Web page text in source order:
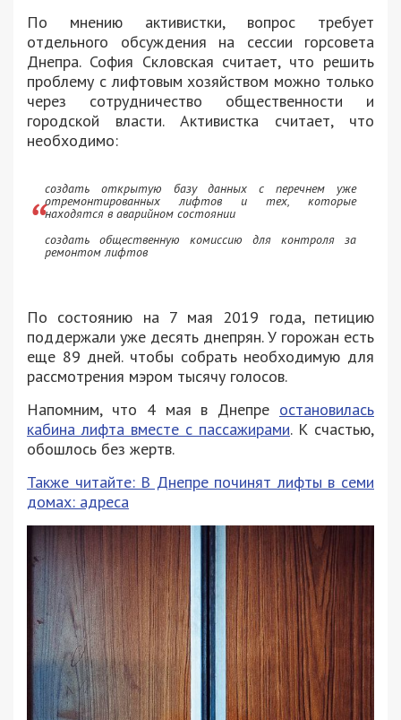
По мнению активистки, вопрос требует
отдельного обсуждения на сессии горсовета
Днепра. София Скловская считает, что решить
проблему с лифтовым хозяйством можно только
через сотрудничество общественности и
городской власти. Активистка считает, что
необходимо:
создать открытую базу данных с перечнем уже
отремонтированных лифтов и тех, которые
находятся в аварийном состоянии
создать общественную комиссию для контроля за
ремонтом лифтов
По состоянию на 7 мая 2019 года, петицию
поддержали уже десять днепрян. У горожан есть
еще 89 дней. чтобы собрать необходимую для
рассмотрения мэром тысячу голосов.
Напомним, что 4 мая в Днепре остановилась
кабина лифта вместе с пассажирами. К счастью,
обошлось без жертв.
Также читайте: В Днепре починят лифты в семи
домах: адреса